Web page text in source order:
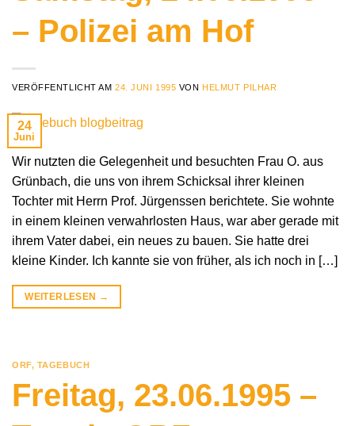
– Polizei am Hof
VERÖFFENTLICHT AM24. JUNI 1995 VON HELMUT PILHAR
24
Juni
Wir nutzten die Gelegenheit und besuchten Frau O. aus
Grünbach, die uns von ihrem Schicksal ihrer kleinen
Tochter mit Herrn Prof. Jürgenssen berichtete. Sie wohnte
in einem kleinen verwahrlosten Haus, war aber gerade mit
ihrem Vater dabei, ein neues zu bauen. Sie hatte drei
kleine Kinder. Ich kannte sie von früher, als ich noch in […]
WEITERLESEN →
ORF, TAGEBUCH
Freitag, 23.06.1995 –